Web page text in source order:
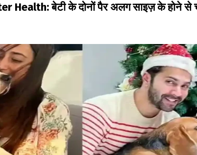
Health: बेटी के दोनों पैर अलग साइज़ के होने